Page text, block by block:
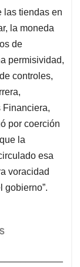
las tiendas en
la moneda
de
permisividad,
controles,
Financiera,
por coerción
la
esa
voracidad
gobierno”.